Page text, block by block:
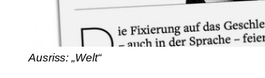
Ausriss: „Welt“